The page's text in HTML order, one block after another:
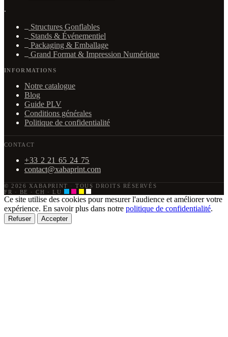
·
Structures Gonflables
Stands & Événementiel
Packaging & Emballage
Grand Format & Impression Numérique
INFORMATIONS
Notre catalogue
Blog
Guide PLV
Conditions générales
Politique de confidentialité
CONTACT
+33 2 21 65 24 75
contact@xabaprint.com
© 2026 XABAPRINT ·
TOUS DROITS RÉSERVÉS
FR · BE · CH · LU
Ce site utilise des cookies pour mesurer l'audience et améliorer votre
expérience. En savoir plus dans notre politique de confidentialité.
Refuser Accepter